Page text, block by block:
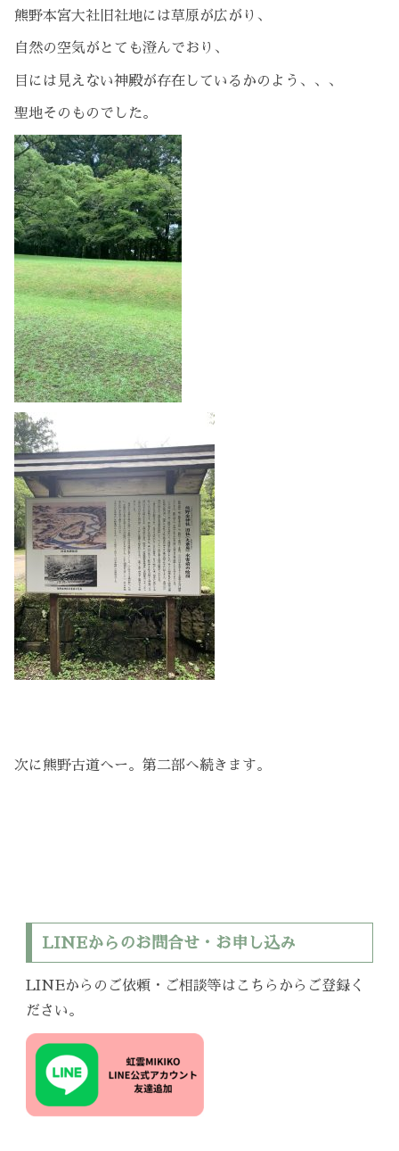
熊野本宮大社旧社地には草原が広がり、
自然の空気がとても澄んでおり、
目には見えない神殿が存在しているかのよう、、、
聖地そのものでした。
次に熊野古道へー。第二部へ続きます。
LINEからのお問合せ・お申し込み
LINEからのご依頼・ご相談等はこちらからご登録く
ださい。